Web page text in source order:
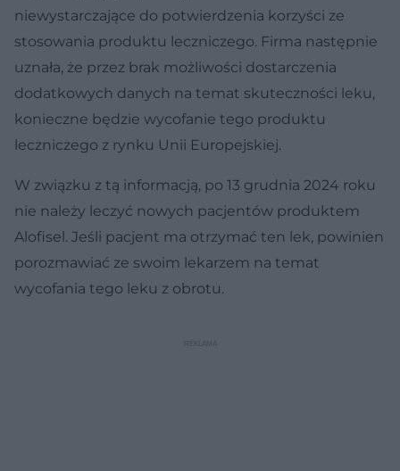
niewystarczające do potwierdzenia korzyści ze
stosowania produktu leczniczego. Firma następnie
uznała, że przez brak możliwości dostarczenia
dodatkowych danych na temat skuteczności leku,
konieczne będzie wycofanie tego produktu
leczniczego z rynku Unii Europejskiej.
W związku z tą informacją, po 13 grudnia 2024 roku
nie należy leczyć nowych pacjentów produktem
Alofisel. Jeśli pacjent ma otrzymać ten lek, powinien
porozmawiać ze swoim lekarzem na temat
wycofania tego leku z obrotu.